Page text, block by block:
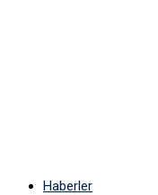
Haberler